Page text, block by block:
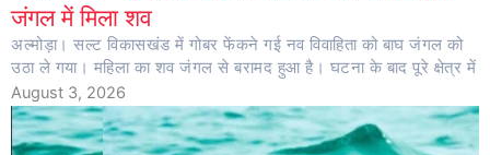
जंगल में मिला शव
अल्मोड़ा। सल्ट विकासखंड में गोबर फेंकने गई नव विवाहिता को बाघ जंगल को
उठा ले गया। महिला का शव जंगल से बरामद हुआ है। घटना के बाद पूरे क्षेत्र में
August 3, 2026